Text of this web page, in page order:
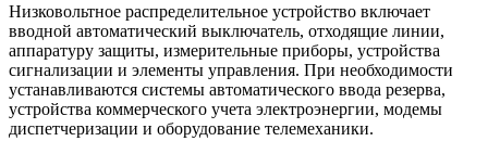
Низковольтное распределительное устройство включает
вводной автоматический выключатель, отходящие линии,
аппаратуру защиты, измерительные приборы, устройства
сигнализации и элементы управления. При необходимости
устанавливаются системы автоматического ввода резерва,
устройства коммерческого учета электроэнергии, модемы
диспетчеризации и оборудование телемеханики.